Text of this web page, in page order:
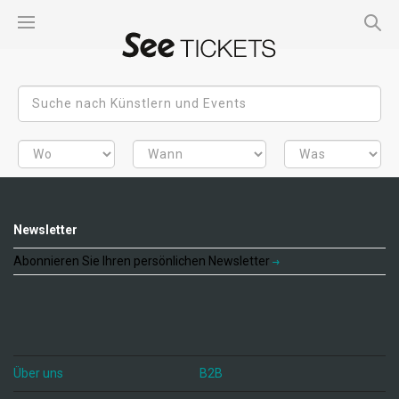
Newsletter
Abonnieren Sie Ihren persönlichen Newsletter
Über uns B2B